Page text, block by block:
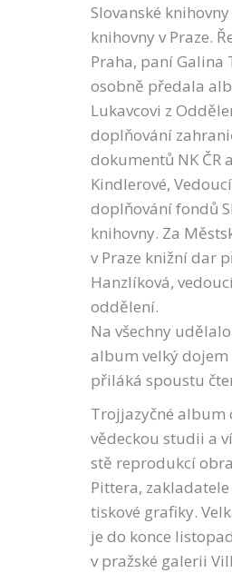
Slovanské
knihovny v Praze.
Praha, paní Galina
osobně předala
Lukavcovi z
doplňování
dokumentů NK ČR
Kindlerové,
doplňování fondů
knihovny. Za
v Praze knižní dar
Hanzlíková,
oddělení.
Na všechny
album velký dojem
přiláká spoustu
Trojjazyčné album
vědeckou studii a
stě reprodukcí
Pittera,
tiskové grafiky.
je do konce
v pražské galerii